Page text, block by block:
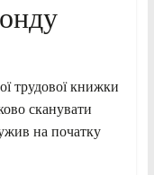
трудової книжки
сканувати
на початку